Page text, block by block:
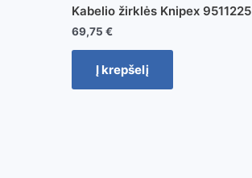
Kabelio žirklės Knipex 9511225
69,75 €
Į krepšelį